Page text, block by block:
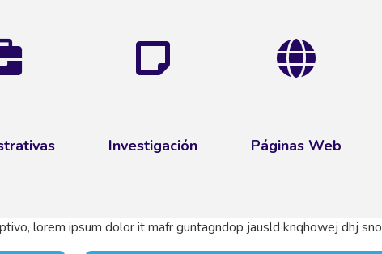
Investigación Páginas Web
lorem ipsum dolor it mafr guntagndop jausld knqhowej dhj sno